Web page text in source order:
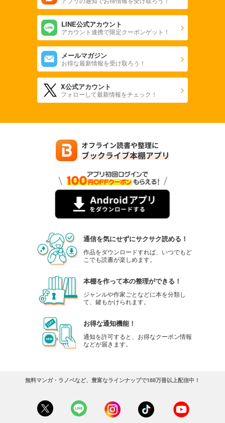
LINE公式アカウント
アカウント連携で限定クーポンゲット！
メールマガジン
お得な最新情報を受け取ろう！
X公式アカウント
フォローして最新情報をチェック！
通信を気にせずにサクサク読める！
作品をダウンロードすれば、いつでもど
こでも読書が楽しめます。
本棚を作って本の整理ができる！
ジャンルや作家ごとなどに本を分類し
て、鍵もかけられます。
お得な通知機能！
通知を許可すると、お得なクーポン情報
などが届きます。
無料マンガ・ラノベなど、豊富なラインナップで188万冊以上配信中！